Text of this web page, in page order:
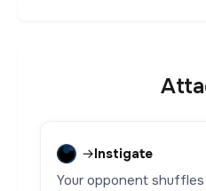
→Instigate
Your opponent